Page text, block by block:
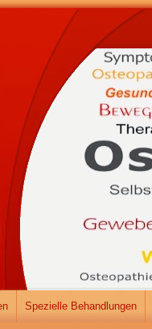
Spezielle Behandlungen